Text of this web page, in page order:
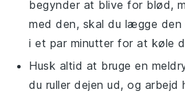
begynder at blive for blød,
med den, skal du lægge
i et par minutter for at køle
Husk altid at bruge en
du ruller dejen ud, og